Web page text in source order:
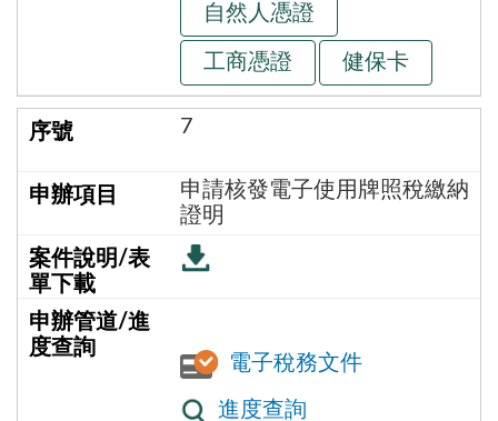
自然人憑證
工商憑證 健保卡
7
申請核發電子使用牌照稅繳納
證明
電子稅務文件
進度查詢